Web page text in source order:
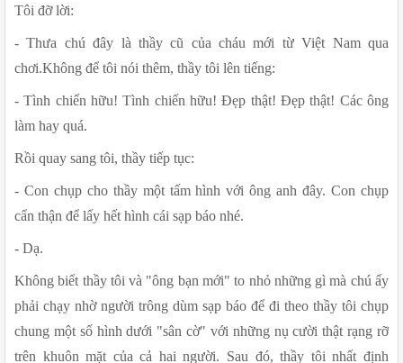
Tôi đỡ lời:
- Thưa chú đây là thầy cũ của cháu mới từ Việt Nam qua
chơi.Không để tôi nói thêm, thầy tôi lên tiếng:
- Tình chiến hữu! Tình chiến hữu! Đẹp thật! Đẹp thật! Các ông
làm hay quá.
Rồi quay sang tôi, thầy tiếp tục:
- Con chụp cho thầy một tấm hình với ông anh đây. Con chụp
cẩn thận để lấy hết hình cái sạp báo nhé.
- Dạ.
Không biết thầy tôi và "ông bạn mới" to nhỏ những gì mà chú ấy
phải chạy nhờ người trông dùm sạp báo để đi theo thầy tôi chụp
chung một số hình dưới "sân cờ" với những nụ cười thật rạng rỡ
trên khuôn mặt của cả hai người. Sau đó, thầy tôi nhất định